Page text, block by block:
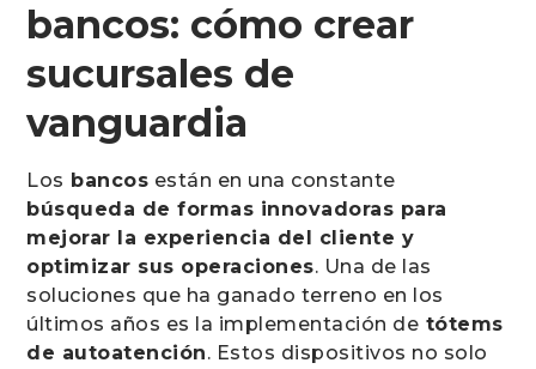
bancos: cómo crear
sucursales de
vanguardia
Los bancos están en una constante
búsqueda de formas innovadoras para
mejorar la experiencia del cliente y
optimizar sus operaciones. Una de las
soluciones que ha ganado terreno en los
últimos años es la implementación de tótems
de autoatención. Estos dispositivos no solo